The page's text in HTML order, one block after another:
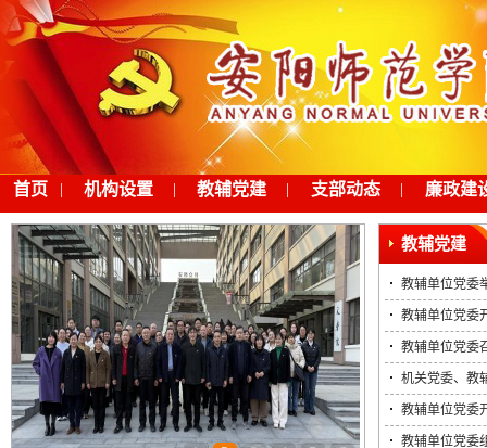
首页 | 机构设置 | 教辅党建 | 支部动态 | 廉政建
教辅党建
教辅单位党委
教辅单位党委
教辅单位党委
机关党委、教
教辅单位党委
教辅单位党委